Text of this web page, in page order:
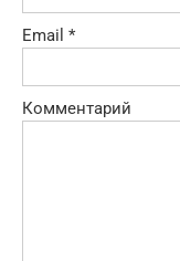
Email *
Комментарий